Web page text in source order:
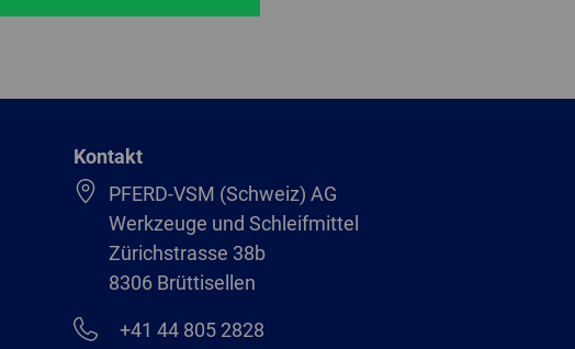
Kontakt
PFERD-VSM (Schweiz) AG
Werkzeuge und Schleifmittel
Zürichstrasse 38b
8306 Brüttisellen
+41 44 805 2828